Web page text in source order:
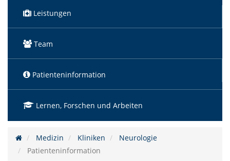
Leistungen
Team
Patienteninformation
Lernen, Forschen und Arbeiten
Medizin Kliniken
Neurologie
Patienteninformation